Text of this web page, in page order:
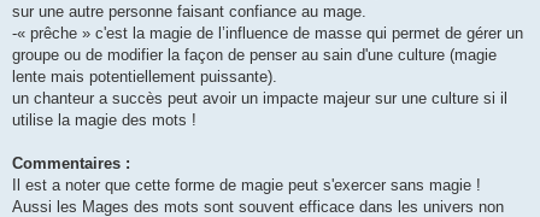
sur une autre personne faisant confiance au mage.
-« prêche » c'est la magie de l’influence de masse qui permet de gérer un
groupe ou de modifier la façon de penser au sain d'une culture (magie
lente mais potentiellement puissante).
un chanteur a succès peut avoir un impacte majeur sur une culture si il
utilise la magie des mots !
Commentaires :
Il est a noter que cette forme de magie peut s'exercer sans magie !
Aussi les Mages des mots sont souvent efficace dans les univers non